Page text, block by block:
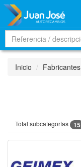
Inicio Fabricantes
Total subcategorías 15